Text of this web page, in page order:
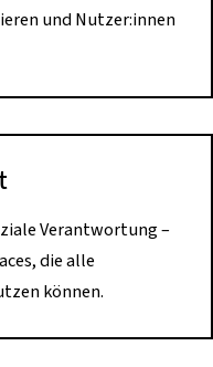
und Nutzer:innen
Verantwortung –
die alle
können.